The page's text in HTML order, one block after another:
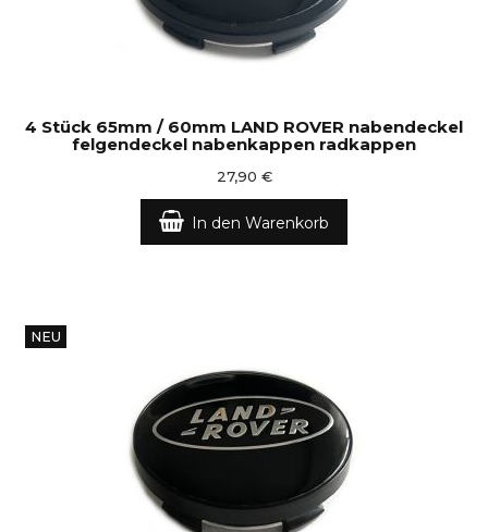
4 Stück 65mm / 60mm LAND ROVER nabendeckel
felgendeckel nabenkappen radkappen
27,90 €
In den Warenkorb
NEU